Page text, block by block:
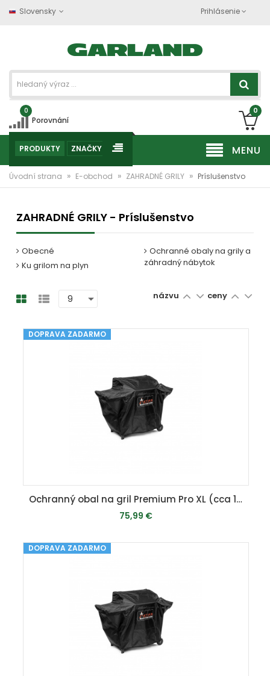
Slovensky Prihlásenie
0
Porovnání
0
MENU
PRODUKTY ZNAČKY
Úvodní strana » E-obchod » ZAHRADNÉ GRILY » Príslušenstvo
ZAHRADNÉ GRILY - Príslušenstvo
Obecné
Ku grilom na plyn
Ochranné obaly na grily a
záhradný nábytok
názvu ceny
DOPRAVA ZADARMO
Ochranný obal na gril Premium Pro XL (cca 187 x 108,5 x 62 cm)
75,99 €
MOMENTÁLNE VYPREDANÉ
DOPRAVA ZADARMO